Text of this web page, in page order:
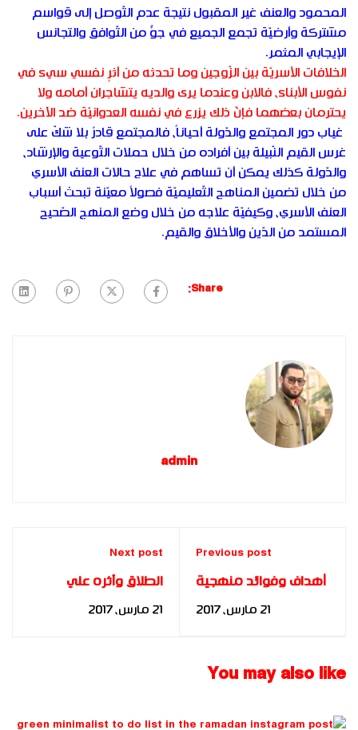
المحمود والعنف غير المقبول نتيجة عدم التّوصل إلى قواسم
مشتركة وأرضيّة تجمع الجميع في جوٍّ من التّوافق والتجانس
الإيجابي المثمر.
الخلافات الأسريّة بين الزّوجين وما تحدثه من أثرٍ نفسي سيء في
نفوس الأبناء، فالابن وعندما يرى والديه يتشاجران أمامه ولا
يحترمان بعضهما فإنّ ذلك يزرع في نفسه العدوانيّة ضد الآخرين.
غياب دور المجتمع والدّولة أحياناً، فالمجتمع قادرٌ بلا شكّ على
غرس القيم النّبيلة بين أفراده من خلال حملات التّوعية والإرشاد،
والدّولة كذلك يمكن أن تساهم في علاج حالات العنف الأسري
من خلال تضمين المناهج التّعليميّة فصولاً معيّنة تبحث أسباب
العنف الأسري، وكيفيّة علاجه من خلال وضع المنهج الصّحيح
المستمد من الدّين والأخلاق والقيم.
Share:
admin
Previous post
أهداف وفوائد منهجية
21 مارس، 2017
Next post
الطلاق وآثره علي
21 مارس، 2017
You may also like